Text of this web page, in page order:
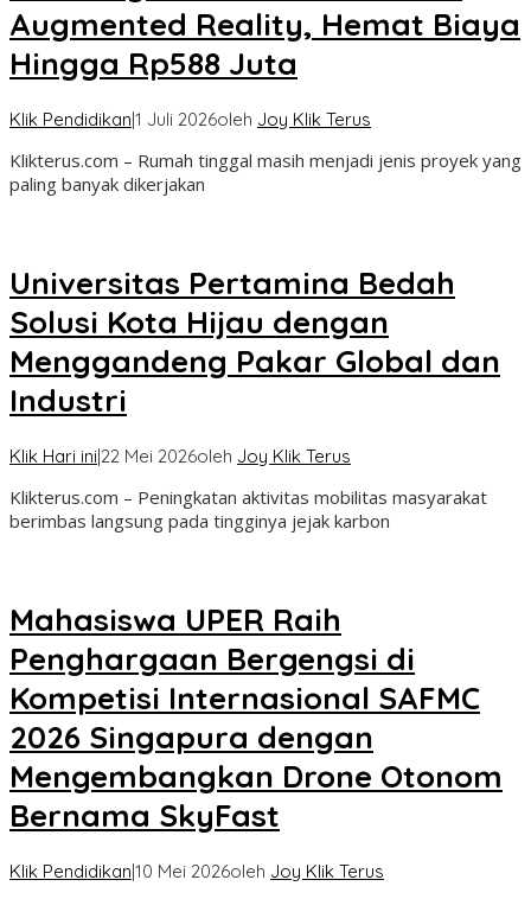
Augmented Reality, Hemat Biaya
Hingga Rp588 Juta
Klik Pendidikan|1 Juli 2026oleh Joy Klik Terus
Klikterus.com – Rumah tinggal masih menjadi jenis proyek yang
paling banyak dikerjakan
Universitas Pertamina Bedah
Solusi Kota Hijau dengan
Menggandeng Pakar Global dan
Industri
Klik Hari ini|22 Mei 2026oleh Joy Klik Terus
Klikterus.com – Peningkatan aktivitas mobilitas masyarakat
berimbas langsung pada tingginya jejak karbon
Mahasiswa UPER Raih
Penghargaan Bergengsi di
Kompetisi Internasional SAFMC
2026 Singapura dengan
Mengembangkan Drone Otonom
Bernama SkyFast
Klik Pendidikan|10 Mei 2026oleh Joy Klik Terus